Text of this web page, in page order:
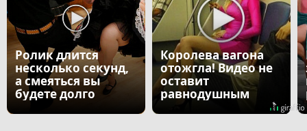
Ролик длится
несколько секунд,
а смеяться вы
будете долго
Королева вагона
отожгла! Видео не
оставит
равнодушным